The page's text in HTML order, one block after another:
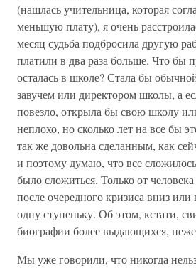
(нашлась учительница, которая
меньшую плату), я очень
месяц судьба подбросила другую
платили в два раза больше. Что бы
осталась в школе? Стала бы
завучем или директором школы, а
повезло, открыла бы свою школу
неплохо, но сколько лет на все бы
так же довольна сделанным, как
и поэтому думаю, что все
было сложиться. Только от
после очередного кризиса вниз или
одну ступеньку. Об этом, кстати,
биографии более выдающихся,
Мы уже говорили, что никогда